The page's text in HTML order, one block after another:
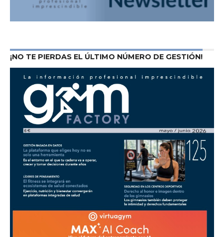
¡NO TE PIERDAS EL ÚLTIMO NÚMERO DE GESTIÓN!